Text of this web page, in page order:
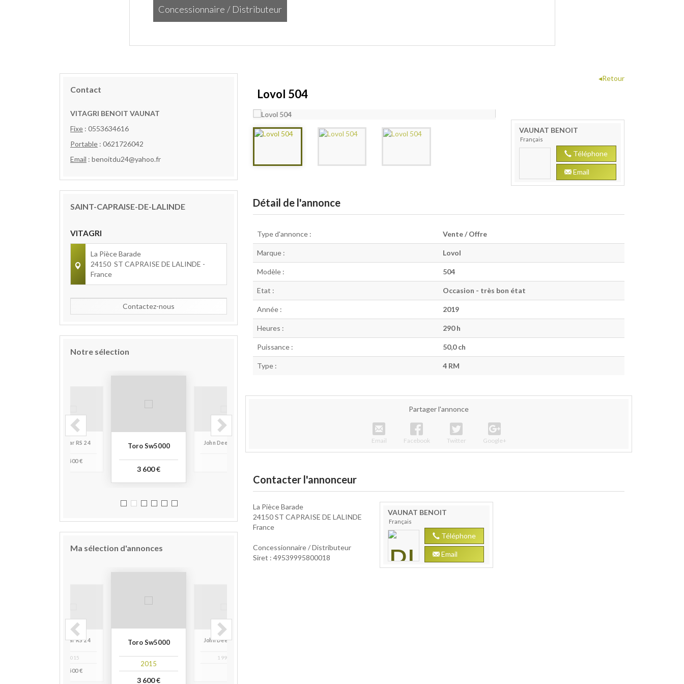
Concessionnaire / Distributeur
Concessionnaire / Distributeur
◂Retour
Lovol 504
VAUNAT BENOIT
Français
Téléphone
Email
Détail de l'annonce
Type d'annonce : Vente / Offre
Marque : Lovol
Modèle : 504
Etat : Occasion - très bon état
Année : 2019
Heures : 290 h
Puissance : 50,0 ch
Type : 4 RM
Partager l'annonce
Email Facebook Twitter Google+
Contacter l'annonceur
La Pièce Barade
24150 ST CAPRAISE DE LALINDE
France
Concessionnaire / Distributeur
Siret : 49539995800018
VAUNAT BENOIT
Français
Téléphone
Email
Contact
VITAGRI BENOIT VAUNAT
Fixe : 0553634616
Portable : 0621726042
Email : benoitdu24@yahoo.fr
SAINT-CAPRAISE-DE-LALINDE
VITAGRI
La Pièce Barade
24150 ST CAPRAISE DE LALINDE -
France
Contactez-nous
Notre sélection
Yanmar RS 24
9 500 €
Toro Sw5000
3 600 €
John Deere 580 Lovol 354
Quivogne J'vais
Ma sélection d'annonces
Yanmar RS 24
2015
9 500 €
Toro Sw5000
2015
3 600 €
John Deere 580
1996